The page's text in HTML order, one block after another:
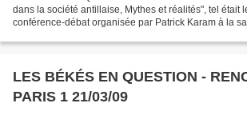
dans la société antillaise, Mythes et réalités", tel était
conférence-débat organisée par Patrick Karam à la
LES BÉKÉS EN QUESTION -
PARIS 1 21/03/09